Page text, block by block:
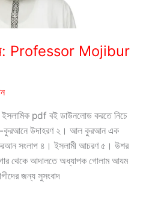
Professor Mojibur
ইসলামিক pdf বই ডাউনলোড করতে নিচে
কুরআনে উদাহরণ ২। আল কুরআন এক
সংলাপ ৪। ইসলামী আচরণ ৫। উশর
থেকে আদালতে অধ্যাপক গোলাম আযম
জন্য সুসংবাদ